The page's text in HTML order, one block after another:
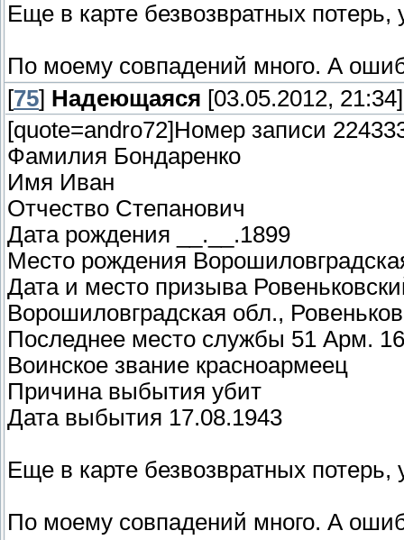
Еще в карте безвозвратных
По моему совпадений много. А
[75] Надеющаяся [03.05.2012, 21:34]
[quote=andro72]Номер записи
Фамилия Бондаренко
Имя Иван
Отчество Степанович
Дата рождения __.__.1899
Место рождения
Дата и место призыва
Ворошиловградская обл.,
Последнее место службы 51 Арм.
Воинское звание красноармеец
Причина выбытия убит
Дата выбытия 17.08.1943
Еще в карте безвозвратных
По моему совпадений много. А